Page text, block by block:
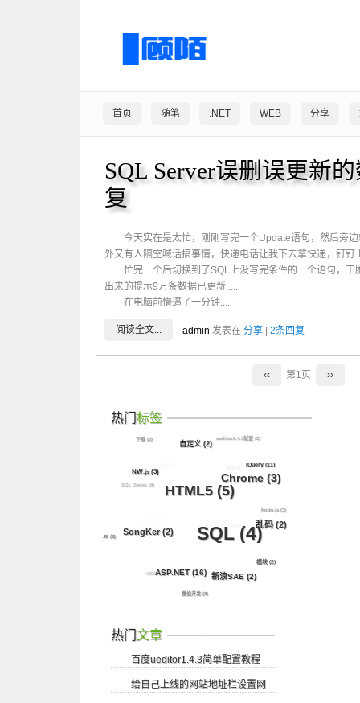
首页 随笔 .NET WEB 分享
SQL Server误删误更新
复
今天实在是太忙，刚刚写完一个Update语句，然后旁
外又有人隔空喊话搞事情，快递电话让我下去拿快递，钉钉
忙完一个后切换到了SQL上没写完条件的一个语句，干
出来的提示9万条数据已更新.....
在电脑前懵逼了一分钟....
阅读全文... admin 发表在 分享 2条回复
‹‹ 第1页 ››
热门标签
ASP.NET(16)
SongKer(2)
JS(3)
CSS3(8)
微信开发 (2)
新浪SAE(2)
SQL(4)
HTML5(5)
NW.js(3)
SQL Server (8)
Z-Blog (2)
模块(2)
乱码(2)
Chrome(3)
自定义(2)
下载 (2)
Node.js (3)
jQuery(11)
ueditor1.4.3配置 (2)
热门文章
百度ueditor1.4.3简单配置教程
给自己上线的网站地址栏设置网